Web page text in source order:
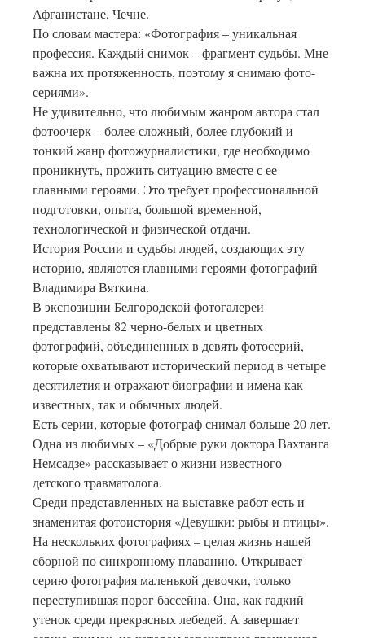
Афганистане, Чечне.
По словам мастера: «Фотография – уникальная
профессия. Каждый снимок – фрагмент судьбы. Мне
важна их протяженность, поэтому я снимаю фото-
сериями».
Не удивительно, что любимым жанром автора стал
фотоочерк – более сложный, более глубокий и
тонкий жанр фотожурналистики, где необходимо
проникнуть, прожить ситуацию вместе с ее
главными героями. Это требует профессиональной
подготовки, опыта, большой временной,
технологической и физической отдачи.
История России и судьбы людей, создающих эту
историю, являются главными героями фотографий
Владимира Вяткина.
В экспозиции Белгородской фотогалереи
представлены 82 черно-белых и цветных
фотографий, объединенных в девять фотосерий,
которые охватывают исторический период в четыре
десятилетия и отражают биографии и имена как
известных, так и обычных людей.
Есть серии, которые фотограф снимал больше 20 лет.
Одна из любимых – «Добрые руки доктора Вахтанга
Немсадзе» рассказывает о жизни известного
детского травматолога.
Среди представленных на выставке работ есть и
знаменитая фотоистория «Девушки: рыбы и птицы».
На нескольких фотографиях – целая жизнь нашей
сборной по синхронному плаванию. Открывает
серию фотография маленькой девочки, только
переступившая порог бассейна. Она, как гадкий
утенок среди прекрасных лебедей. А завершает